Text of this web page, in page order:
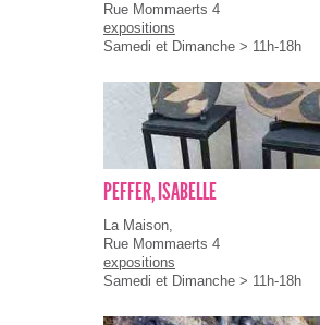
Rue Mommaerts 4
expositions
Samedi et Dimanche > 11h-18h
PEFFER, ISABELLE
La Maison,
Rue Mommaerts 4
expositions
Samedi et Dimanche > 11h-18h